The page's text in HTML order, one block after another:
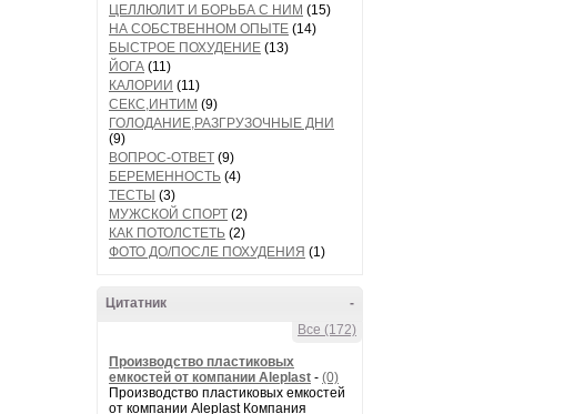
ЦЕЛЛЮЛИТ И БОРЬБА С НИМ (15)
НА СОБСТВЕННОМ ОПЫТЕ (14)
БЫСТРОЕ ПОХУДЕНИЕ (13)
ЙОГА (11)
КАЛОРИИ (11)
СЕКС,ИНТИМ (9)
ГОЛОДАНИЕ,РАЗГРУЗОЧНЫЕ ДНИ
(9)
ВОПРОС-ОТВЕТ (9)
БЕРЕМЕННОСТЬ (4)
ТЕСТЫ (3)
МУЖСКОЙ СПОРТ (2)
КАК ПОТОЛСТЕТЬ (2)
ФОТО ДО/ПОСЛЕ ПОХУДЕНИЯ (1)
-
Цитатник
Все (172)
Производство пластиковых
емкостей от компании Aleplast - (0)
Производство пластиковых емкостей
от компании Aleplast Компания